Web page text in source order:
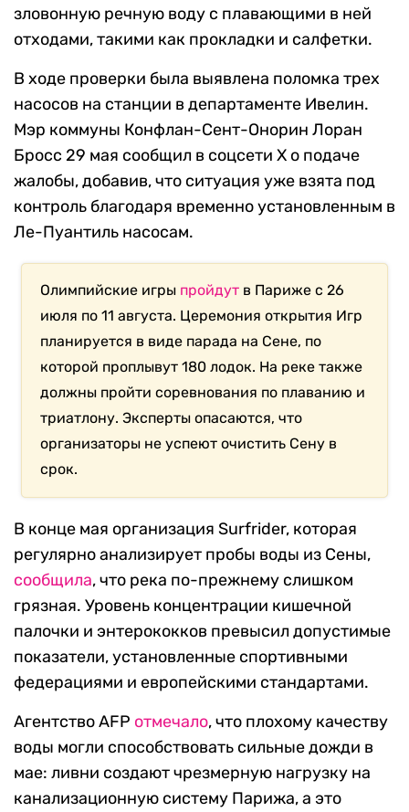
зловонную речную воду с плавающими в ней
отходами, такими как прокладки и салфетки.
В ходе проверки была выявлена поломка трех
насосов на станции в департаменте Ивелин.
Мэр коммуны Конфлан-Сент-Онорин Лоран
Бросс 29 мая сообщил в соцсети X о подаче
жалобы, добавив, что ситуация уже взята под
контроль благодаря временно установленным в
Ле-Пуантиль насосам.
Олимпийские игры пройдут в Париже с 26
июля по 11 августа. Церемония открытия Игр
планируется в виде парада на Сене, по
которой проплывут 180 лодок. На реке также
должны пройти соревнования по плаванию и
триатлону. Эксперты опасаются, что
организаторы не успеют очистить Сену в
срок.
В конце мая организация Surfrider, которая
регулярно анализирует пробы воды из Сены,
сообщила, что река по-прежнему слишком
грязная. Уровень концентрации кишечной
палочки и энтерококков превысил допустимые
показатели, установленные спортивными
федерациями и европейскими стандартами.
Агентство AFP отмечало, что плохому качеству
воды могли способствовать сильные дожди в
мае: ливни создают чрезмерную нагрузку на
канализационную систему Парижа, а это